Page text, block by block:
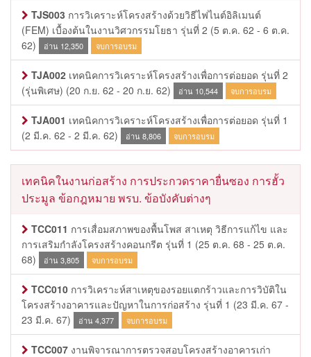
TJS003 การวิเคราะห์โครงสร้างด้วยวิธีไฟไนต์อิลิเมนต์
(FEM) เบื้องต้นในงานวิศวกรรมโยธา รุ่นที่ 2 (5 ต.ค. 62 - 6 ต.ค.
62)
อ่าน 12,350 จบการอบรม
TJA002 เทคนิคการวิเคราะห์โครงสร้างเพื่อการต่อยอด รุ่นที่ 2
(รุ่นพิเศษ) (20 ก.ย. 62 - 20 ก.ย. 62) อ่าน 10,544 จบการอบรม
TJA001 เทคนิคการวิเคราะห์โครงสร้างเพื่อการต่อยอด รุ่นที่ 1
(2 มี.ค. 62 - 2 มี.ค. 62)
อ่าน 8,806 จบการอบรม
เทคนิคในงานก่อสร้าง การประกวดราคายื่นซอง การฮั้ว
ประมูล ข้อกฎหมาย พรบ. ข้อบังคับต่างๆ
TCC011 การเสื่อมสภาพของพื้นโพส สาเหตุ วิธีการแก้ไข และ
การเสริมกำลังโครงสร้างคอนกรีต รุ่นที่ 1 (25 ต.ค. 68 - 25 ต.ค.
68)
อ่าน 3,805 จบการอบรม
TCC010 การวิเคราะห์สาเหตุของรอยแตกร้าวและการวิบัติใน
โครงสร้างอาคารและปัญหาในการก่อสร้าง รุ่นที่ 1 (23 มี.ค. 67 -
23 มี.ค. 67)
อ่าน 4,377 จบการอบรม
TCC007 งานพิจารณาการตรวจสอบโครงสร้างอาคารเก่า